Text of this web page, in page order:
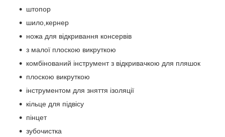
штопор
шило,кернер
ножа для відкривання консервів
з малої плоскою викруткою
комбінований інструмент з відкривачкою для пляшок
плоскою викруткою
інструментом для зняття ізоляції
кільце для підвісу
пінцет
зубочистка